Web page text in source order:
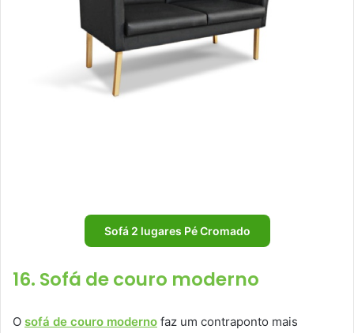
Sofá 2 lugares Pé Cromado
16. Sofá de couro moderno
O sofá de couro moderno faz um contraponto mais